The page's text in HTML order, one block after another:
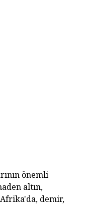
önemli
altın,
demir,